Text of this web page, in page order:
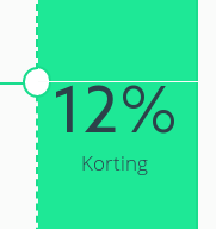
12%
Korting